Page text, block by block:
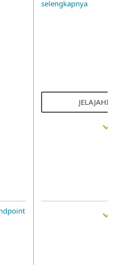
selengkapnya
JELAJAHI SOLUSI